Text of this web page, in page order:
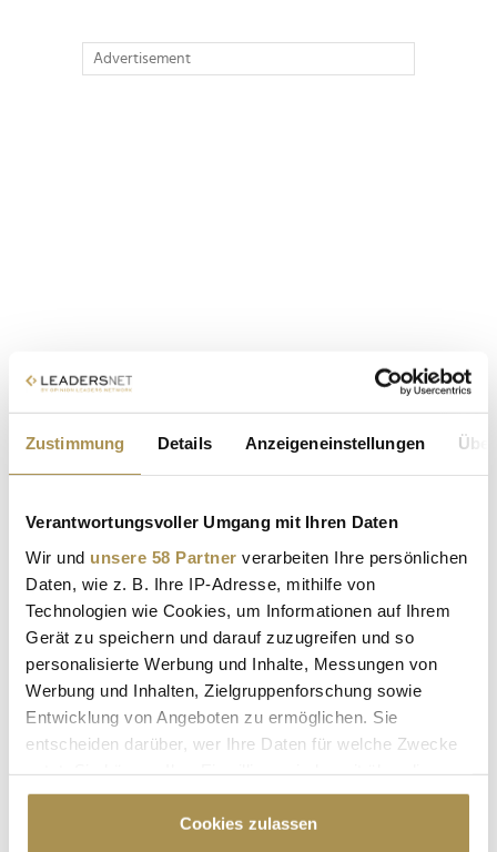
Zustimmung Details Anzeigeneinstellungen
Verantwortungsvoller Umgang mit Ihren Daten
Wir und unsere 58 Partner verarbeiten Ihre persönlichen
Daten, wie z. B. Ihre IP-Adresse, mithilfe von
Technologien wie Cookies, um Informationen auf Ihrem
Gerät zu speichern und darauf zuzugreifen und so
personalisierte Werbung und Inhalte, Messungen von
Werbung und Inhalten, Zielgruppenforschung sowie
Entwicklung von Angeboten zu ermöglichen. Sie
entscheiden darüber, wer Ihre Daten für welche Zwecke
Cookie-Erklärung oder durch Klicken auf das Privacy
Trigger Symbol ändern oder widerrufen
Cookies zulassen
Advertisement